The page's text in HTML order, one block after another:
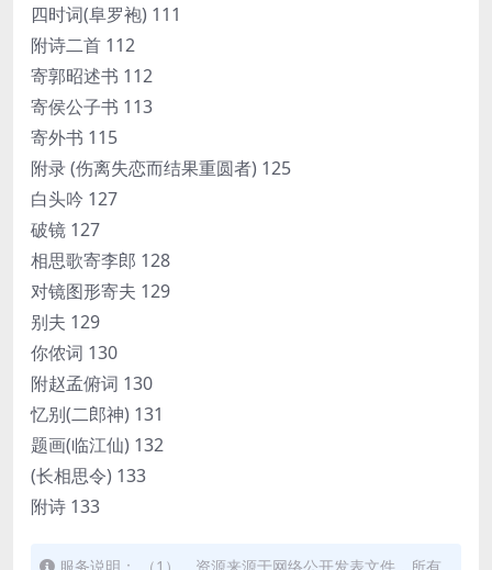
四时词(阜罗袍) 111
附诗二首 112
寄郭昭述书 112
寄侯公子书 113
寄外书 115
附录 (伤离失恋而结果重圆者) 125
白头吟 127
破镜 127
相思歌寄李郎 128
对镜图形寄夫 129
别夫 129
你侬词 130
附赵孟俯词 130
忆别(二郎神) 131
题画(临江仙) 132
(长相思令) 133
附诗 133
服务说明： （1）、资源来源于网络公开发表文件，所有